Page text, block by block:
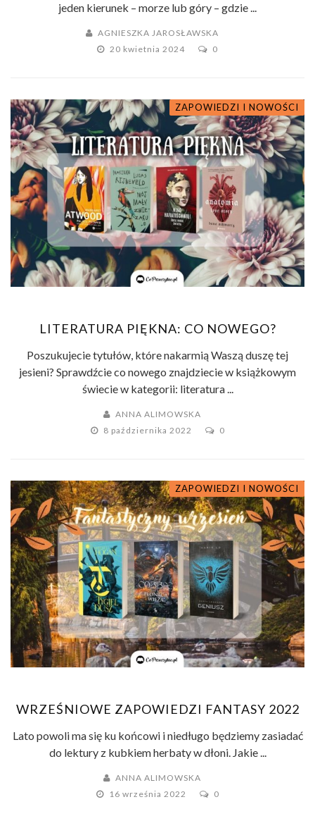
jeden kierunek – morze lub góry – gdzie ...
AGNIESZKA JAROSŁAWSKA
20 kwietnia 2024
0
ZAPOWIEDZI I NOWOŚCI
LITERATURA PIĘKNA: CO NOWEGO?
Poszukujecie tytułów, które nakarmią Waszą duszę tej
jesieni? Sprawdźcie co nowego znajdziecie w książkowym
świecie w kategorii: literatura ...
ANNA ALIMOWSKA
8 października 2022
0
ZAPOWIEDZI I NOWOŚCI
WRZEŚNIOWE ZAPOWIEDZI FANTASY 2022
Lato powoli ma się ku końcowi i niedługo będziemy zasiadać
do lektury z kubkiem herbaty w dłoni. Jakie ...
ANNA ALIMOWSKA
16 września 2022
0